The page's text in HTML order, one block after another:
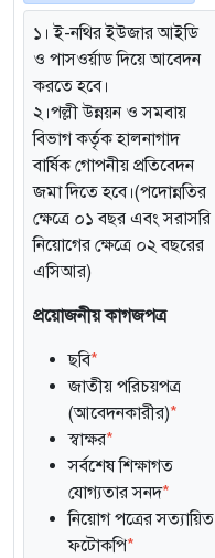
১। ই-নথির ইউজার আইডি
ও পাসওর্য়াড দিয়ে আবেদন
করতে হবে।
২।পল্লী উন্নয়ন ও সমবায়
বিভাগ কর্তৃক হালনাগাদ
বার্ষিক গোপনীয় প্রতিবেদন
জমা দিতে হবে।(পদোন্নতির
ক্ষেত্রে ০১ বছর এবং সরাসরি
নিয়োগের ক্ষেত্রে ০২ বছরের
এসিআর)
প্রয়োজনীয় কাগজপত্র
ছবি*
জাতীয় পরিচয়পত্র
(আবেদনকারীর)*
স্বাক্ষর*
সর্বশেষ শিক্ষাগত
যোগ্যতার সনদ*
নিয়োগ পত্রের সত্যায়িত
ফটোকপি*